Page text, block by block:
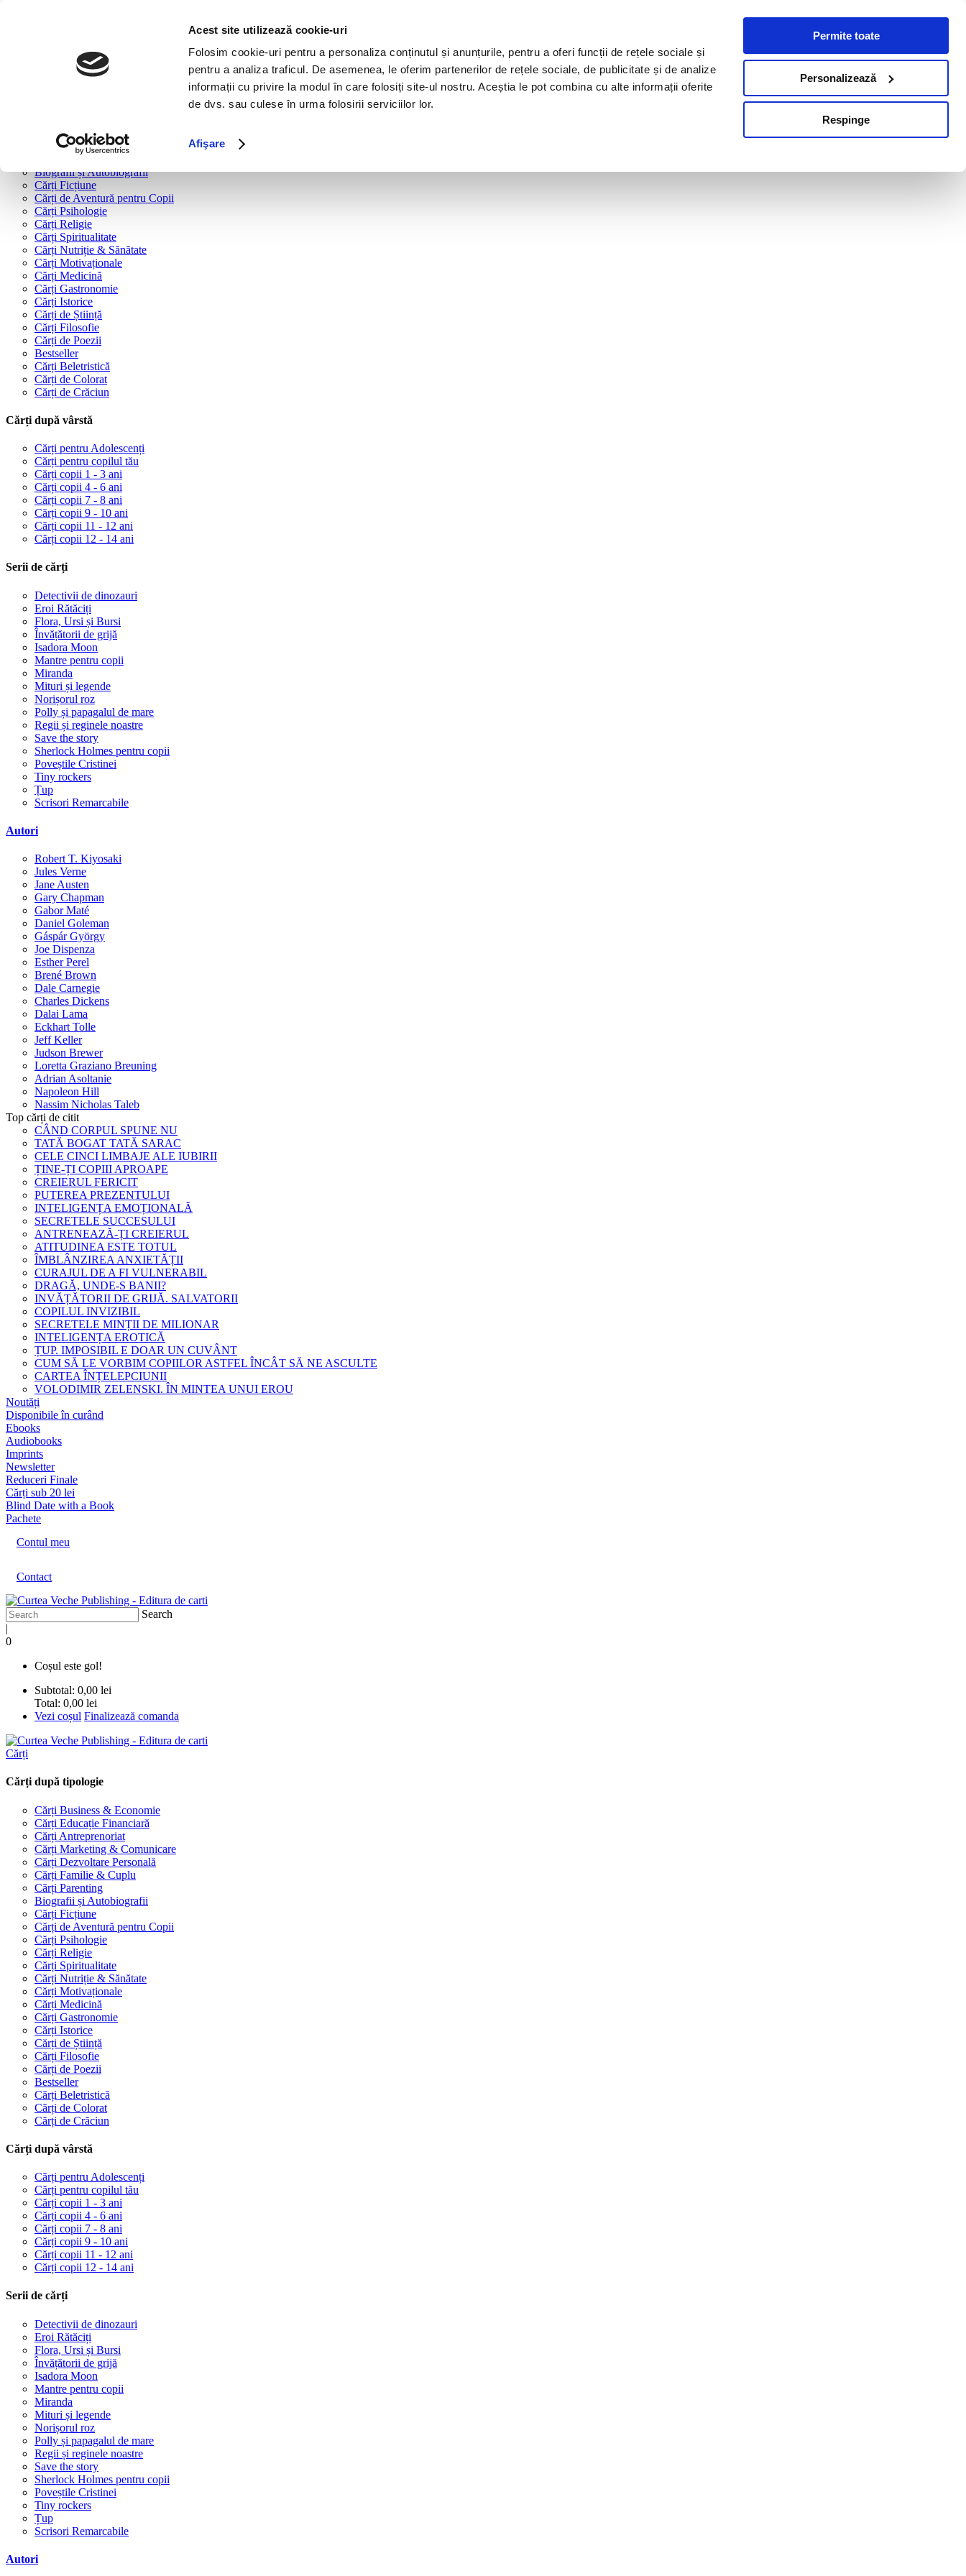
Acest site utilizează cookie-uri
Folosim cookie-uri pentru a personaliza conținutul și anunțurile, pentru a oferi funcții de rețele sociale și
pentru a analiza traficul. De asemenea, le oferim partenerilor de rețele sociale, de publicitate și de analize
informații cu privire la modul în care folosiți site-ul nostru. Aceștia le pot combina cu alte informații oferite
de dvs. sau culese în urma folosirii serviciilor lor.
Afişare
Permite toate
Personalizează
Respinge
Cărți după tipologie
Cărți Dezvoltare Personală
Cărți Familie & Cuplu
Biografii și Autobiografii
Cărți Ficțiune
Cărți de Aventură pentru Copii
Cărți Psihologie
Cărți Religie
Cărți Spiritualitate
Cărți Nutriție & Sănătate
Cărți Motivaționale
Cărți Medicină
Cărți Gastronomie
Cărți Istorice
Cărți de Știință
Cărți Filosofie
Cărți de Poezii
Bestseller
Cărți Beletristică
Cărți de Colorat
Cărți de Crăciun
Cărți după vârstă
Cărți pentru Adolescenți
Cărți pentru copilul tău
Cărți copii 1 - 3 ani
Cărți copii 4 - 6 ani
Cărți copii 7 - 8 ani
Cărți copii 9 - 10 ani
Cărți copii 11 - 12 ani
Cărți copii 12 - 14 ani
Serii de cărți
Detectivii de dinozauri
Eroi Rătăciți
Flora, Ursi și Bursi
Învățătorii de grijă
Isadora Moon
Mantre pentru copii
Miranda
Mituri și legende
Norișorul roz
Polly și papagalul de mare
Regii și reginele noastre
Save the story
Sherlock Holmes pentru copii
Poveștile Cristinei
Tiny rockers
Țup
Scrisori Remarcabile
Autori
Robert T. Kiyosaki
Jules Verne
Jane Austen
Gary Chapman
Gabor Maté
Daniel Goleman
Gáspár György
Joe Dispenza
Esther Perel
Brené Brown
Dale Carnegie
Charles Dickens
Dalai Lama
Eckhart Tolle
Jeff Keller
Judson Brewer
Loretta Graziano Breuning
Adrian Asoltanie
Napoleon Hill
Nassim Nicholas Taleb
Top cărți de citit
CÂND CORPUL SPUNE NU
TATĂ BOGAT TATĂ SARAC
CELE CINCI LIMBAJE ALE IUBIRII
ȚINE-ȚI COPIII APROAPE
CREIERUL FERICIT
PUTEREA PREZENTULUI
INTELIGENȚA EMOȚIONALĂ
SECRETELE SUCCESULUI
ANTRENEAZĂ-ȚI CREIERUL
ATITUDINEA ESTE TOTUL
ÎMBLÂNZIREA ANXIETĂȚII
CURAJUL DE A FI VULNERABIL
DRAGĂ, UNDE-S BANII?
INVĂȚĂTORII DE GRIJĂ. SALVATORII
COPILUL INVIZIBIL
SECRETELE MINȚII DE MILIONAR
INTELIGENȚA EROTICĂ
ȚUP. IMPOSIBIL E DOAR UN CUVÂNT
CUM SĂ LE VORBIM COPIILOR ASTFEL ÎNCÂT SĂ NE ASCULTE
CARTEA ÎNȚELEPCIUNII
VOLODIMIR ZELENSKI. ÎN MINTEA UNUI EROU
Noutăți
Disponibile în curând
Ebooks
Audiobooks
Imprints
Newsletter
Reduceri Finale
Cărți sub 20 lei
Blind Date with a Book
Pachete
Contul meu
Contact
Search
|
0
Coșul este gol!
Subtotal: 0,00 lei
Total: 0,00 lei
Vezi coșul Finalizează comanda
Cărți
Cărți după tipologie
Cărți Business & Economie
Cărți Educație Financiară
Cărți Antreprenoriat
Cărți Marketing & Comunicare
Cărți Dezvoltare Personală
Cărți Familie & Cuplu
Cărți Parenting
Biografii și Autobiografii
Cărți Ficțiune
Cărți de Aventură pentru Copii
Cărți Psihologie
Cărți Religie
Cărți Spiritualitate
Cărți Nutriție & Sănătate
Cărți Motivaționale
Cărți Medicină
Cărți Gastronomie
Cărți Istorice
Cărți de Știință
Cărți Filosofie
Cărți de Poezii
Bestseller
Cărți Beletristică
Cărți de Colorat
Cărți de Crăciun
Cărți după vârstă
Cărți pentru Adolescenți
Cărți pentru copilul tău
Cărți copii 1 - 3 ani
Cărți copii 4 - 6 ani
Cărți copii 7 - 8 ani
Cărți copii 9 - 10 ani
Cărți copii 11 - 12 ani
Cărți copii 12 - 14 ani
Serii de cărți
Detectivii de dinozauri
Eroi Rătăciți
Flora, Ursi și Bursi
Învățătorii de grijă
Isadora Moon
Mantre pentru copii
Miranda
Mituri și legende
Norișorul roz
Polly și papagalul de mare
Regii și reginele noastre
Save the story
Sherlock Holmes pentru copii
Poveștile Cristinei
Tiny rockers
Țup
Scrisori Remarcabile
Autori